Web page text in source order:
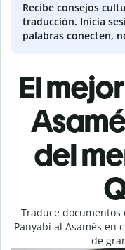
Recibe consejos
traducción. Inicia
palabras conecten,
El
del
Traduce documentos
Panyabí al Asamés en
de